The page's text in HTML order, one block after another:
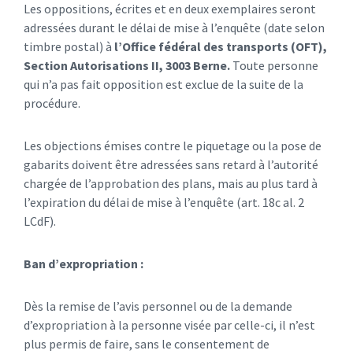
Les oppositions, écrites et en deux exemplaires seront
adressées durant le délai de mise à l’enquête (date selon
timbre postal) à l’Office fédéral des transports (OFT),
Section Autorisations II, 3003 Berne. Toute personne
qui n’a pas fait opposition est exclue de la suite de la
procédure.
Les objections émises contre le piquetage ou la pose de
gabarits doivent être adressées sans retard à l’autorité
chargée de l’approbation des plans, mais au plus tard à
l’expiration du délai de mise à l’enquête (art. 18c al. 2
LCdF).
Ban d’expropriation :
Dès la remise de l’avis personnel ou de la demande
d’expropriation à la personne visée par celle-ci, il n’est
plus permis de faire, sans le consentement de